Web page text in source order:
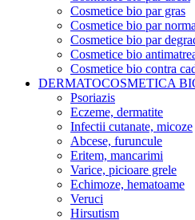
Cosmetice bio par gras
Cosmetice bio par
Cosmetice bio par
Cosmetice bio
Cosmetice bio contra
DERMATOCOSMETICA
Psoriazis
Eczeme, dermatite
Infectii cutanate, micoze
Abcese, furuncule
Eritem, mancarimi
Varice, picioare grele
Echimoze, hematoame
Veruci
Hirsutism